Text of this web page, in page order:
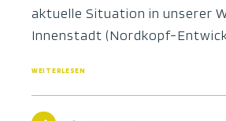
aktuelle Situation in unserer
Innenstadt (Nordkopf-
WEITERLESEN